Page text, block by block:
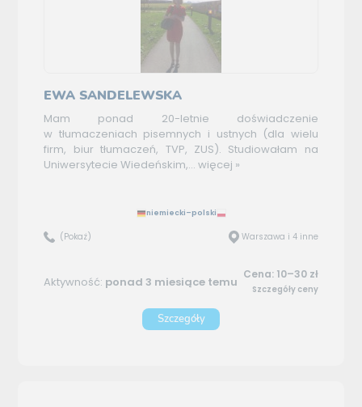
EWA SANDELEWSKA
Mam ponad 20-letnie doświadczenie
w tłumaczeniach pisemnych i ustnych (dla wielu
firm, biur tłumaczeń, TVP, ZUS). Studiowałam na
Uniwersytecie Wiedeńskim,... więcej »
niemiecki–polski
(Pokaż) Warszawa i 4 inne
Aktywność: ponad 3 miesiące temu Cena: 10–30 zł
Szczegóły ceny
Szczegóły